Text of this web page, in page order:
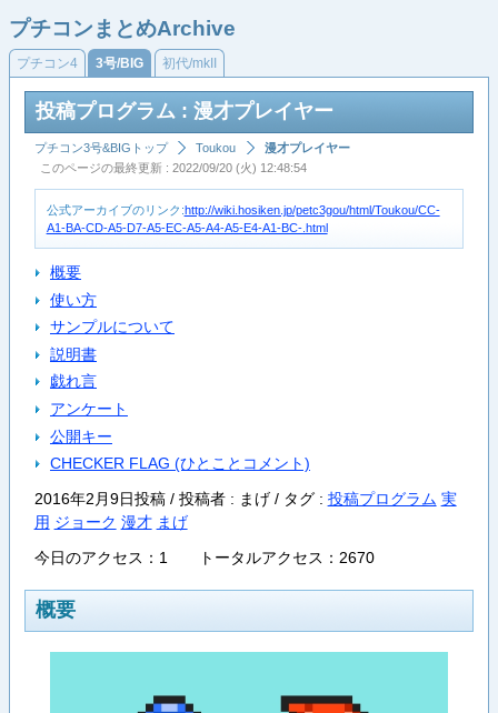
プチコンまとめArchive
プチコン4 3号/BIG 初代/mkII
投稿プログラム : 漫才プレイヤー
プチコン3号&BIGトップ Toukou
漫才プレイヤー
このページの最終更新 : 2022/09/20 (火) 12:48:54
公式アーカイブのリンク:http://wiki.hosiken.jp/petc3gou/html/Toukou/CC-
A1-BA-CD-A5-D7-A5-EC-A5-A4-A5-E4-A1-BC-.html
概要
使い方
サンプルについて
説明書
戯れ言
アンケート
公開キー
CHECKER FLAG (ひとことコメント)
2016年2月9日投稿 / 投稿者 : まげ / タグ : 投稿プログラム 実
用 ジョーク 漫才 まげ
今日のアクセス：1 トータルアクセス：2670
概要